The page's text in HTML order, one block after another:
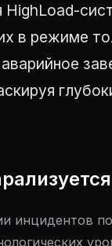
в режиме
инцидентов